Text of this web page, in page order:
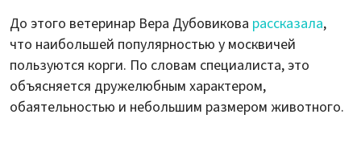
До этого ветеринар Вера Дубовикова рассказала,
что наибольшей популярностью у москвичей
пользуются корги. По словам специалиста, это
объясняется дружелюбным характером,
обаятельностью и небольшим размером животного.